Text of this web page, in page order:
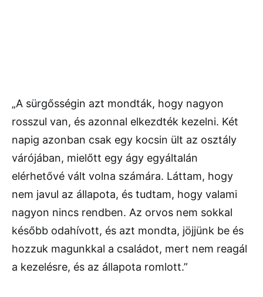
„A sürgősségin azt mondták, hogy nagyon
rosszul van, és azonnal elkezdték kezelni. Két
napig azonban csak egy kocsin ült az osztály
várójában, mielőtt egy ágy egyáltalán
elérhetővé vált volna számára. Láttam, hogy
nem javul az állapota, és tudtam, hogy valami
nagyon nincs rendben. Az orvos nem sokkal
később odahívott, és azt mondta, jöjjünk be és
hozzuk magunkkal a családot, mert nem reagál
a kezelésre, és az állapota romlott.”